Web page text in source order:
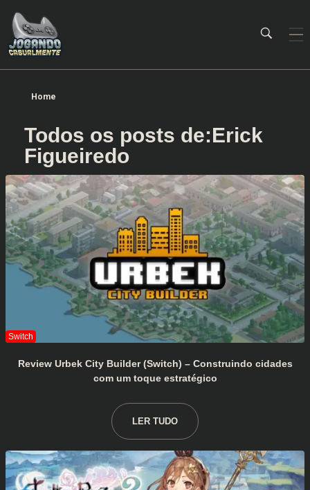
Home
Todos os posts de:Erick
Figueiredo
Review Urbek City Builder (Switch) – Construindo cidades
com um toque estratégico
LER TUDO